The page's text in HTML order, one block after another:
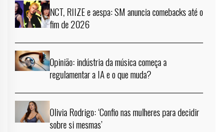
NCT, RIIZE e aespa: SM anuncia comebacks até o
fim de 2026
Opinião: indústria da música começa a
regulamentar a IA e o que muda?
Olivia Rodrigo: ‘Confio nas mulheres para decidir
sobre si mesmas’